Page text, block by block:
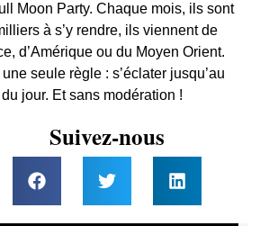
Moon Party. Chaque mois, ils sont
à s’y rendre, ils viennent de
d’Amérique ou du Moyen Orient.
seule règle : s’éclater jusqu’au
du jour. Et sans modération !
Suivez-nous